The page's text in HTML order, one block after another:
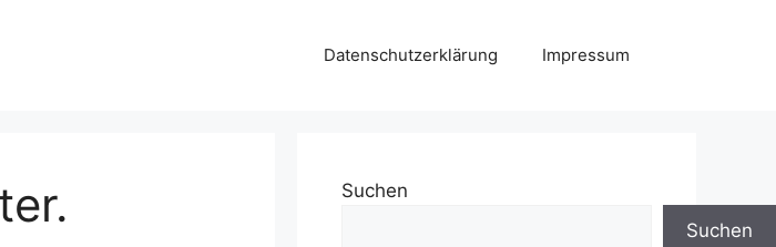
Datenschutzerklärung Impressum
Suchen
Suchen